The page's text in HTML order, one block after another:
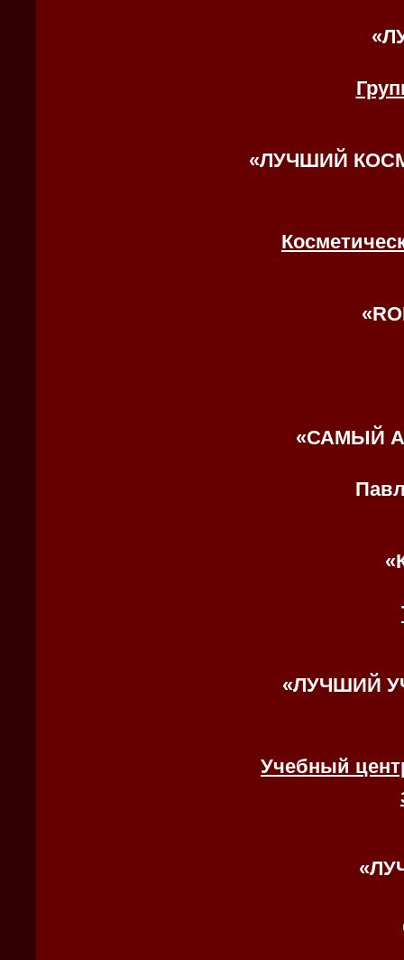
«
«ЛУЧШИЙ
«
«САМЫЙ
«
«ЛУЧШИЙ
Учебный
«